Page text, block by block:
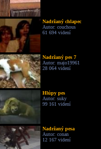
Nadržaný chlapec
Autor: couchous
61 694 videní
Nadržaný pes 7
Autor: majo19961
28 064 videní
Hlúpy pes
Autor: suky
99 161 videní
Nadržaný pesa
Autor: conan
12 167 videní